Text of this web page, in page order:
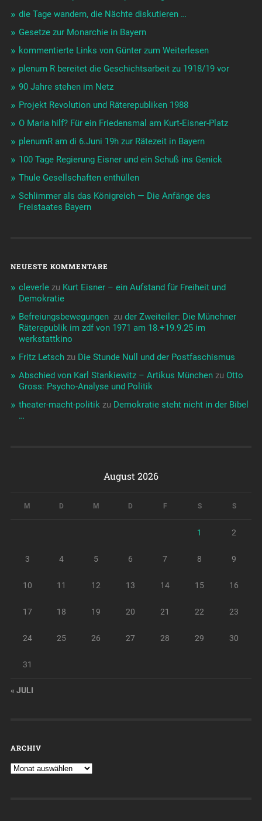
die Tage wandern, die Nächte diskutieren …
Gesetze zur Monarchie in Bayern
kommentierte Links von Günter zum Weiterlesen
plenum R bereitet die Geschichtsarbeit zu 1918/19 vor
90 Jahre stehen im Netz
Projekt Revolution und Räterepubliken 1988
O Maria hilf? Für ein Friedensmal am Kurt-Eisner-Platz
plenumR am di 6.Juni 19h zur Rätezeit in Bayern
100 Tage Regierung Eisner und ein Schuß ins Genick
Thule Gesellschaften enthüllen
Schlimmer als das Königreich — Die Anfänge des
Freistaates Bayern
NEUESTE KOMMENTARE
cleverlezu Kurt Eisner – ein Aufstand für Freiheit und
Demokratie
Befreiungsbewegungen ️‍ zu der Zweiteiler: Die Münchner
Räterepublik im zdf von 1971 am 18.+19.9.25 im
werkstattkino
Fritz Letschzu Die Stunde Null und der Postfaschismus
Abschied von Karl Stankiewitz – Artikus Münchenzu Otto
Gross: Psycho-Analyse und Politik
theater-macht-politikzu Demokratie steht nicht in der Bibel
…
August 2026
M D M D F S S
1 2
3 4 5 6 7 8 9
10 11 12 13 14 15 16
17 18 19 20 21 22 23
24 25 26 27 28 29 30
31
« JULI
ARCHIV